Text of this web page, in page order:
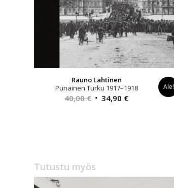
Rauno Lahtinen
Punainen Turku 1917–1918
40,00€ Alkuperäinen
34,90 €Nykyinen
Ale!
Tutustu myös